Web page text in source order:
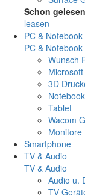
Schon
leasen
PC & Notebook
PC & Notebook
Wunsch
Microsoft
3D
Tablet
Wacom
Monitore
Smartphone
TV & Audio
TV & Audio
Audio u.
TV